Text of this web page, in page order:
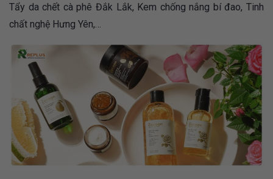
Tẩy da chết cà phê Đắk Lắk, Kem chống nắng bí đao, Tinh
chất nghệ Hưng Yên,…